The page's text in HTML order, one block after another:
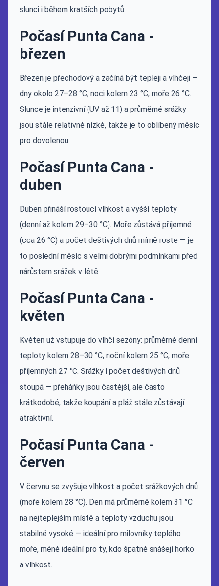
slunci i během kratších pobytů.
Počasí Punta Cana -
březen
Březen je přechodový a začíná být tepleji a vlhčeji —
dny okolo 27–28 °C, noci kolem 23 °C, moře 26 °C.
Slunce je intenzivní (UV až 11) a průměrné srážky
jsou stále relativně nízké, takže je to oblíbený měsíc
pro dovolenou.
Počasí Punta Cana -
duben
Duben přináší rostoucí vlhkost a vyšší teploty
(denní až kolem 29–30 °C). Moře zůstává příjemné
(cca 26 °C) a počet deštivých dnů mírně roste — je
to poslední měsíc s velmi dobrými podmínkami před
nárůstem srážek v létě.
Počasí Punta Cana -
květen
Květen už vstupuje do vlhčí sezóny: průměrné denní
teploty kolem 28–30 °C, noční kolem 25 °C, moře
příjemných 27 °C. Srážky i počet deštivých dnů
stoupá — přeháňky jsou častější, ale často
krátkodobé, takže koupání a pláž stále zůstávají
atraktivní.
Počasí Punta Cana -
červen
V červnu se zvyšuje vlhkost a počet srážkových dnů
(moře kolem 28 °C). Den má průměrně kolem 31 °C
na nejteplejším místě a teploty vzduchu jsou
stabilně vysoké — ideální pro milovníky teplého
moře, méně ideální pro ty, kdo špatně snášejí horko
a vlhkost.